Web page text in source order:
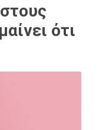
ότι